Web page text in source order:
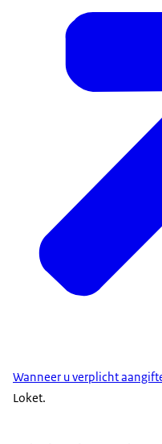
Wanneer u verplicht
Loket.